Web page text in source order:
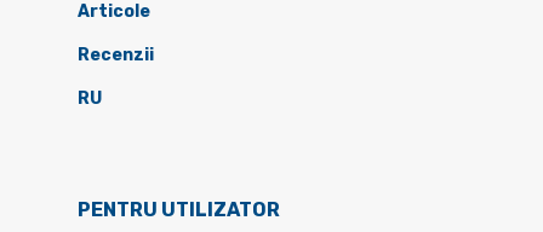
Articole
Recenzii
RU
PENTRU UTILIZATOR